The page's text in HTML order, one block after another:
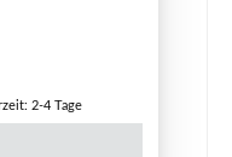
2-4 Tage